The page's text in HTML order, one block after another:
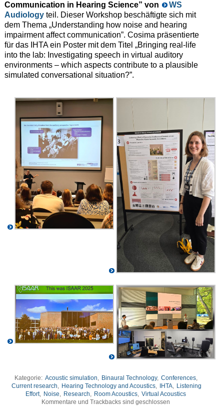
Communication in Hearing Science” von
WS
Audiologyteil. Dieser Workshop beschäftigte sich mit
dem Thema „Understanding how noise and hearing
impairment affect communication”. Cosima präsentierte
für das IHTA ein Poster mit dem Titel „Bringing real-life
into the lab: Investigating speech in virtual auditory
environments – which aspects contribute to a plausible
simulated conversational situation?”.
Kategorie: Acoustic simulation, Binaural Technology, Conferences,
Current research, Hearing Technology and Acoustics, IHTA, Listening
Effort, Noise, Research, Room Acoustics, Virtual Acoustics
Kommentare und Trackbacks sind geschlossen